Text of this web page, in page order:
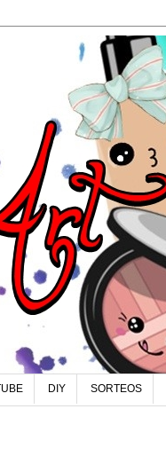
DIY SORTEOS